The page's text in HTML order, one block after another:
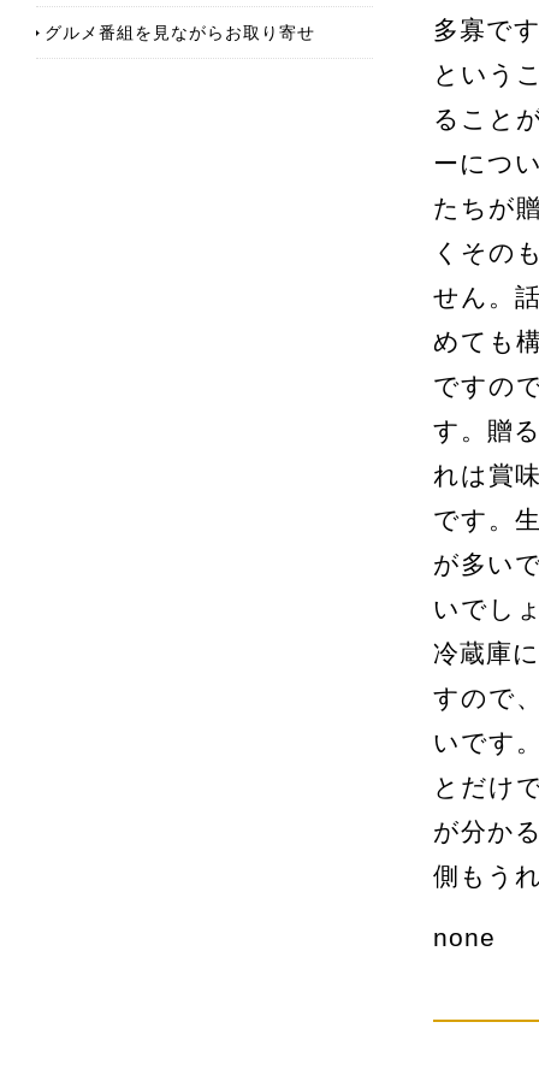
グルメ番組を見ながらお取り寄せ
多寡で
という
ること
ーにつ
たちが
くその
せん。
めても
ですの
す。贈
れは賞
です。
が多い
いでし
冷蔵庫
すので
いです
とだけ
が分か
側もう
none